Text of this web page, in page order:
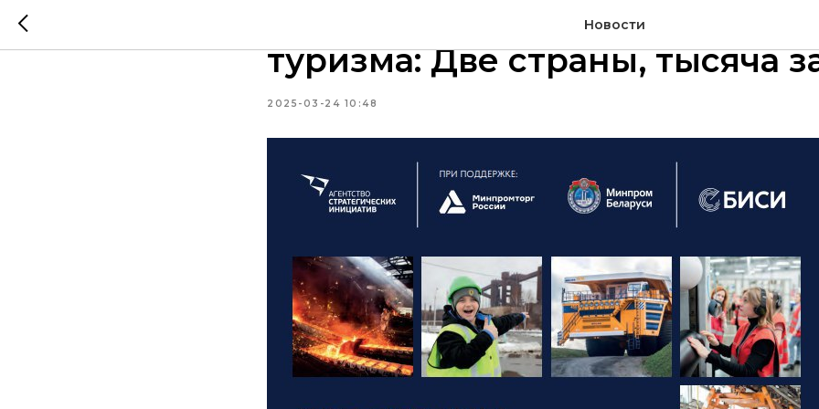
Новости
Путешествие в мир
туризма: Две страны, тысяча
2025-03-24 10:48